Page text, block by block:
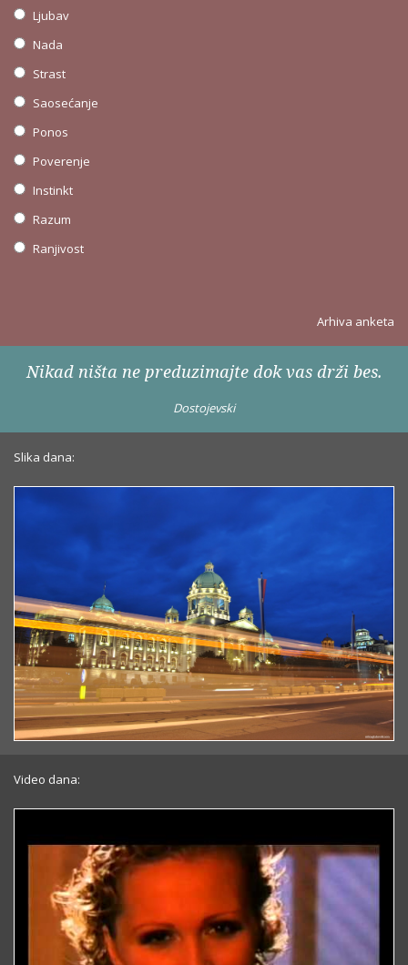
Ljubav
Nada
Strast
Saosećanje
Ponos
Poverenje
Instinkt
Razum
Ranjivost
Arhiva anketa
Nikad ništa ne preduzimajte dok vas drži bes.
Dostojevski
Slika dana:
Video dana: